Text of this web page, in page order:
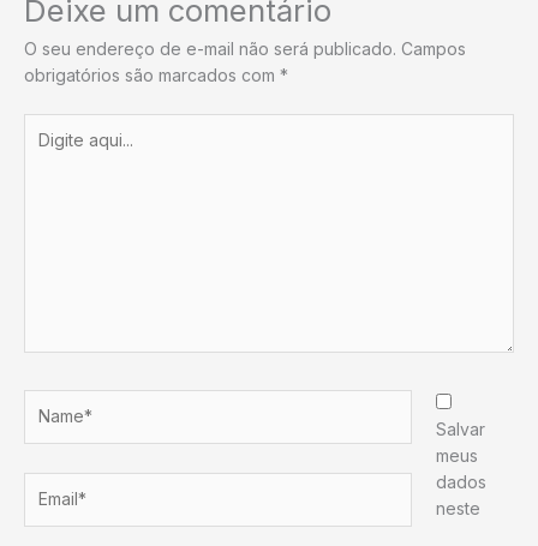
Deixe um comentário
O seu endereço de e-mail não será publicado. Campos
obrigatórios são marcados com *
aqui...
Salvar
meus
dados
neste